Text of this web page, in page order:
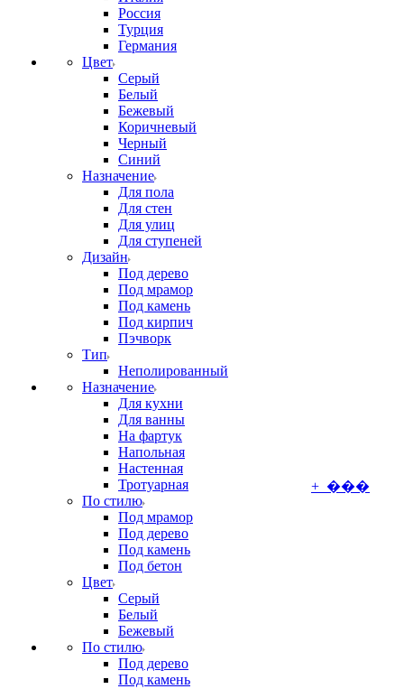
Россия
Турция
Германия
Цвет
Серый
Белый
Бежевый
Коричневый
Черный
Синий
Назначение
Для пола
Для стен
Для улиц
Для ступеней
Дизайн
Под дерево
Под мрамор
Под камень
Под кирпич
Пэчворк
Тип
Неполированный
Назначение
Для кухни
Для ванны
На фартук
Напольная
Настенная
Тротуарная
По стилю
Под мрамор
Под дерево
Под камень
Под бетон
Цвет
Серый
Белый
Бежевый
По стилю
Под дерево
Под камень
+ ���